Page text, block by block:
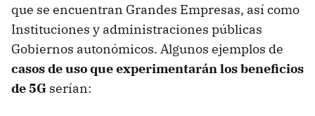
que se encuentran Grandes Empresas, así como
Instituciones y administraciones públicas
Gobiernos autonómicos. Algunos ejemplos de
casos de uso que experimentarán los beneficios
de 5G serían: